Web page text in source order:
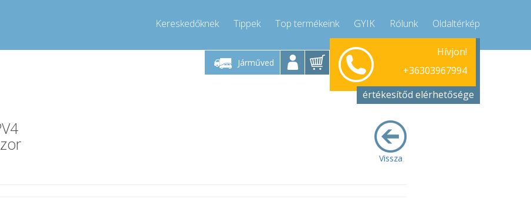
Kereskedőknek Tippek Top termékeink GYIK Rólunk Oldaltérkép
Járműved
Hívjon!
Hétfő-Péntek 9-17
info@compressor-express.hu
Hívjon!
+36303967994
Hétfő-Péntek 9-17
+36303967994
info@compressor-express.hu
értékesítőd elérhetősége
Vissza